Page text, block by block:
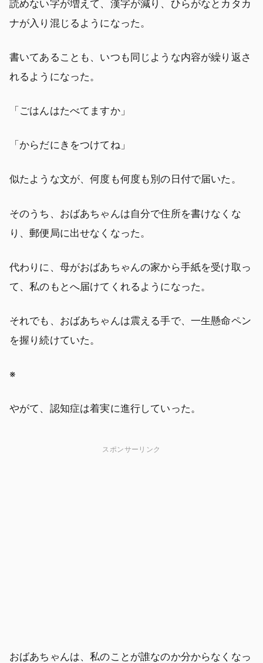
読めない字が増えて、漢字が減り、ひらがなとカタカ
ナが入り混じるようになった。
書いてあることも、いつも同じような内容が繰り返さ
れるようになった。
「ごはんはたべてますか」
「からだにきをつけてね」
似たような文が、何度も何度も別の日付で届いた。
そのうち、おばあちゃんは自分で住所を書けなくな
り、郵便局に出せなくなった。
代わりに、母がおばあちゃんの家から手紙を受け取っ
て、私のもとへ届けてくれるようになった。
それでも、おばあちゃんは震える手で、一生懸命ペン
を握り続けていた。
※
やがて、認知症は着実に進行していった。
スポンサーリンク
おばあちゃんは、私のことが誰なのか分からなくなっ